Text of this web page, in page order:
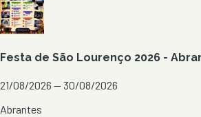
Festa de São Lourenço 2026 -
21/08/2026 — 30/08/2026
Abrantes